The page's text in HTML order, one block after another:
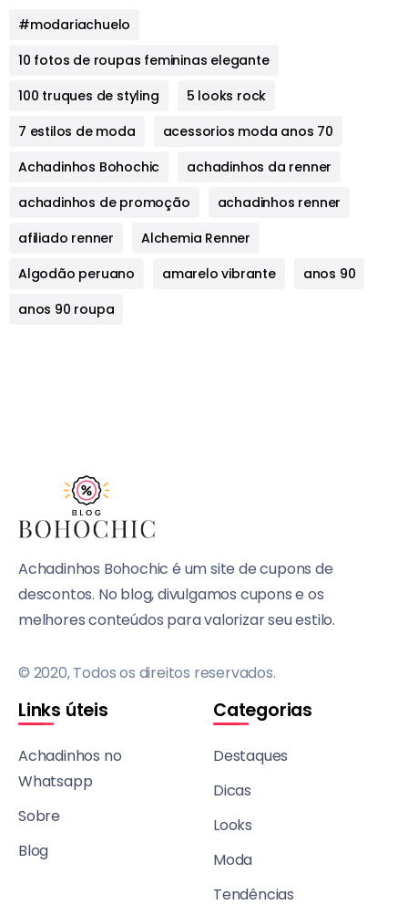
#modariachuelo
10 fotos de roupas femininas elegante
100 truques de styling
5 looks rock
7 estilos de moda
acessorios moda anos 70
Achadinhos Bohochic
achadinhos da renner
achadinhos de promoção
achadinhos renner
afiliado renner
Alchemia Renner
Algodão peruano
amarelo vibrante
anos 90
anos 90 roupa
Achadinhos Bohochic é um site de cupons de
descontos. No blog, divulgamos cupons e os
melhores conteúdos para valorizar seu estilo.
© 2020, Todos os direitos reservados.
Links úteis
Achadinhos no
Whatsapp
Sobre
Blog
Categorias
Destaques
Dicas
Looks
Moda
Tendências